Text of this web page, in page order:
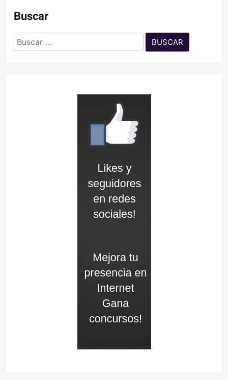
Buscar
Buscar: